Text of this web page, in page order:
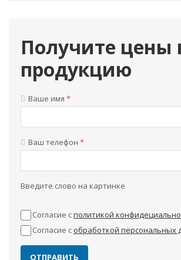
Получите цены
продукцию
Ваше имя *
Ваш телефон *
Введите слово на картинке
Согласие сполитикой
Согласие с обработкой персональных